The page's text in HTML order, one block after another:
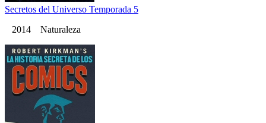
Secretos del Universo Temporada 5
2014 Naturaleza